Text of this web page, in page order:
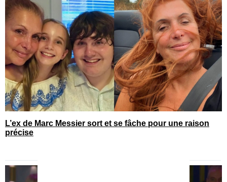
L’ex de Marc Messier sort et se fâche pour une raison
précise